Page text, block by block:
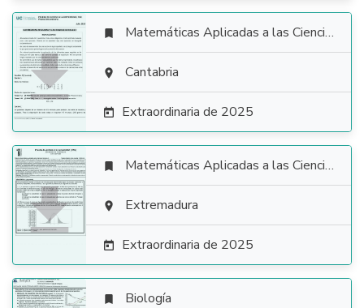

 Matemáticas Aplicadas a las Ciencias Sociales
 Cantabria
 Extraordinaria de 2025

 Matemáticas Aplicadas a las Ciencias Sociales
 Extremadura
 Extraordinaria de 2025
 Biología